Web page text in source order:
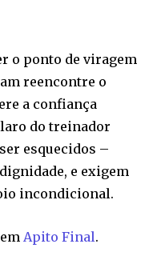
o ponto de viragem
reencontre o
a confiança
do treinador
esquecidos –
e exigem
incondicional.
Apito Final.